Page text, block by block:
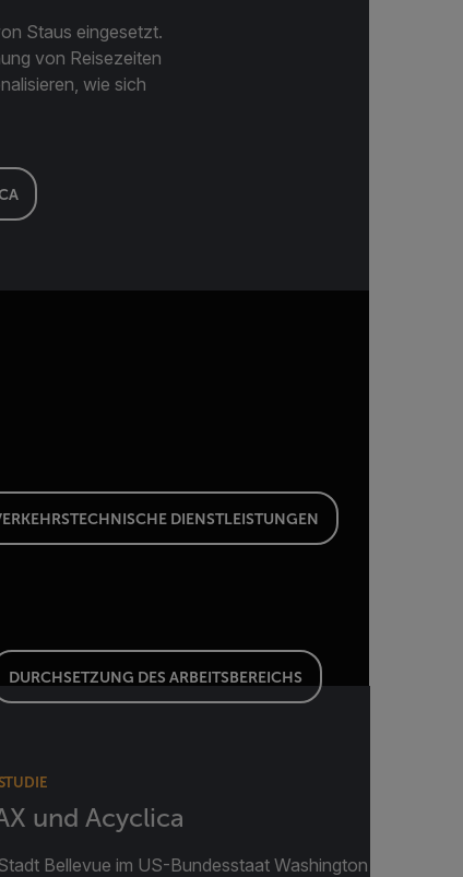
Staus eingesetzt.
von Reisezeiten
wie sich
DIENSTLEISTUNGEN
DURCHSETZUNG DES ARBEITSBEREICHS
und Acyclica
Bellevue im US-Bundesstaat Washington